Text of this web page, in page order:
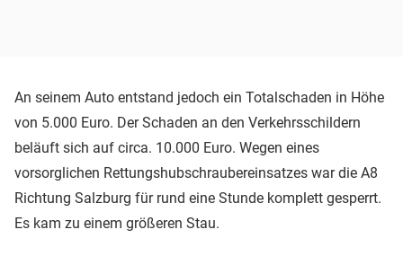
An seinem Auto entstand jedoch ein Totalschaden in Höhe
von 5.000 Euro. Der Schaden an den Verkehrsschildern
beläuft sich auf circa. 10.000 Euro. Wegen eines
vorsorglichen Rettungshubschraubereinsatzes war die A8
Richtung Salzburg für rund eine Stunde komplett gesperrt.
Es kam zu einem größeren Stau.